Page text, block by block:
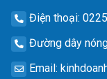
Điện thoại:
Đường dây
Email: